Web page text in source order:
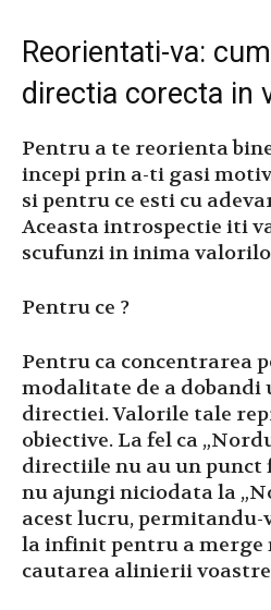
Reorientati-va:
directia corecta in
Pentru a te reorienta
incepi prin a-ti gasi
si pentru ce esti cu
Aceasta introspectie iti
scufunzi in inima
Pentru ce ?
Pentru ca concentrarea
modalitate de a dobandi
directiei. Valorile tale
obiective. La fel ca
directiile nu au un punct
nu ajungi niciodata la
acest lucru,
la infinit pentru a merge
cautarea alinierii